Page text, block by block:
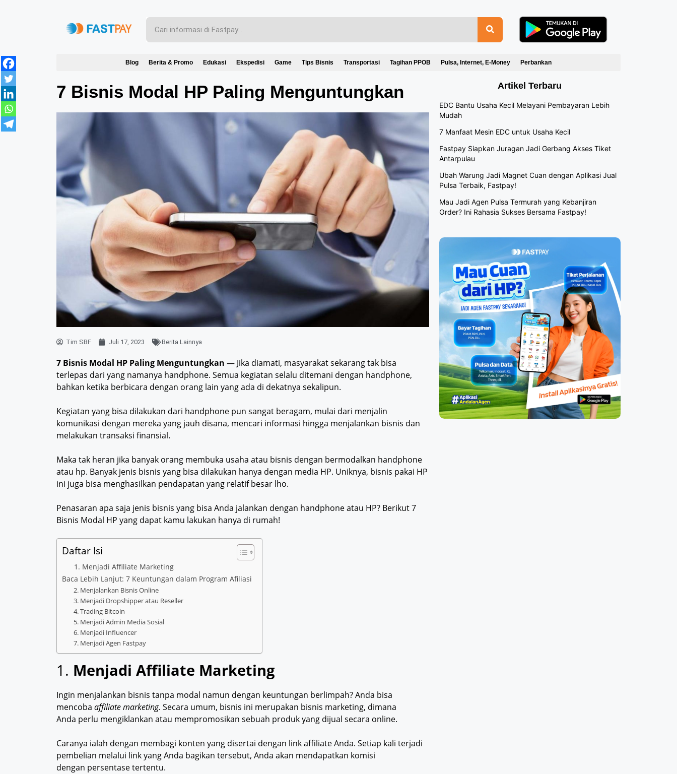
Blog Berita & Promo Edukasi Ekspedisi Game Tips Bisnis Transportasi Tagihan PPOB Pulsa, Internet, E-Money Perbankan
7 Bisnis Modal HP Paling Menguntungkan
Tim SBF Juli 17, 2023 Berita Lainnya
7 Bisnis Modal HP Paling Menguntungkan — Jika diamati, masyarakat sekarang tak bisa
terlepas dari yang namanya handphone. Semua kegiatan selalu ditemani dengan handphone,
bahkan ketika berbicara dengan orang lain yang ada di dekatnya sekalipun.
Kegiatan yang bisa dilakukan dari handphone pun sangat beragam, mulai dari menjalin
komunikasi dengan mereka yang jauh disana, mencari informasi hingga menjalankan bisnis dan
melakukan transaksi finansial.
Maka tak heran jika banyak orang membuka usaha atau bisnis dengan bermodalkan handphone
atau hp. Banyak jenis bisnis yang bisa dilakukan hanya dengan media HP. Uniknya, bisnis pakai HP
ini juga bisa menghasilkan pendapatan yang relatif besar lho.
Penasaran apa saja jenis bisnis yang bisa Anda jalankan dengan handphone atau HP? Berikut 7
Bisnis Modal HP yang dapat kamu lakukan hanya di rumah!
Daftar Isi
1. Menjadi Affiliate Marketing
Baca Lebih Lanjut: 7 Keuntungan dalam Program Afiliasi
2. Menjalankan Bisnis Online
3. Menjadi Dropshipper atau Reseller
4. Trading Bitcoin
5. Menjadi Admin Media Sosial
6. Menjadi Influencer
7. Menjadi Agen Fastpay
1. Menjadi Affiliate Marketing
Ingin menjalankan bisnis tanpa modal namun dengan keuntungan berlimpah? Anda bisa
mencoba affiliate marketing. Secara umum, bisnis ini merupakan bisnis marketing, dimana
Anda perlu mengiklankan atau mempromosikan sebuah produk yang dijual secara online.
Caranya ialah dengan membagi konten yang disertai dengan link affiliate Anda. Setiap kali terjadi
pembelian melalui link yang Anda bagikan tersebut, Anda akan mendapatkan komisi
dengan persentase tertentu.
Artikel Terbaru
EDC Bantu Usaha Kecil Melayani Pembayaran Lebih
Mudah
7 Manfaat Mesin EDC untuk Usaha Kecil
Fastpay Siapkan Juragan Jadi Gerbang Akses Tiket
Antarpulau
Ubah Warung Jadi Magnet Cuan dengan Aplikasi Jual
Pulsa Terbaik, Fastpay!
Mau Jadi Agen Pulsa Termurah yang Kebanjiran
Order? Ini Rahasia Sukses Bersama Fastpay!